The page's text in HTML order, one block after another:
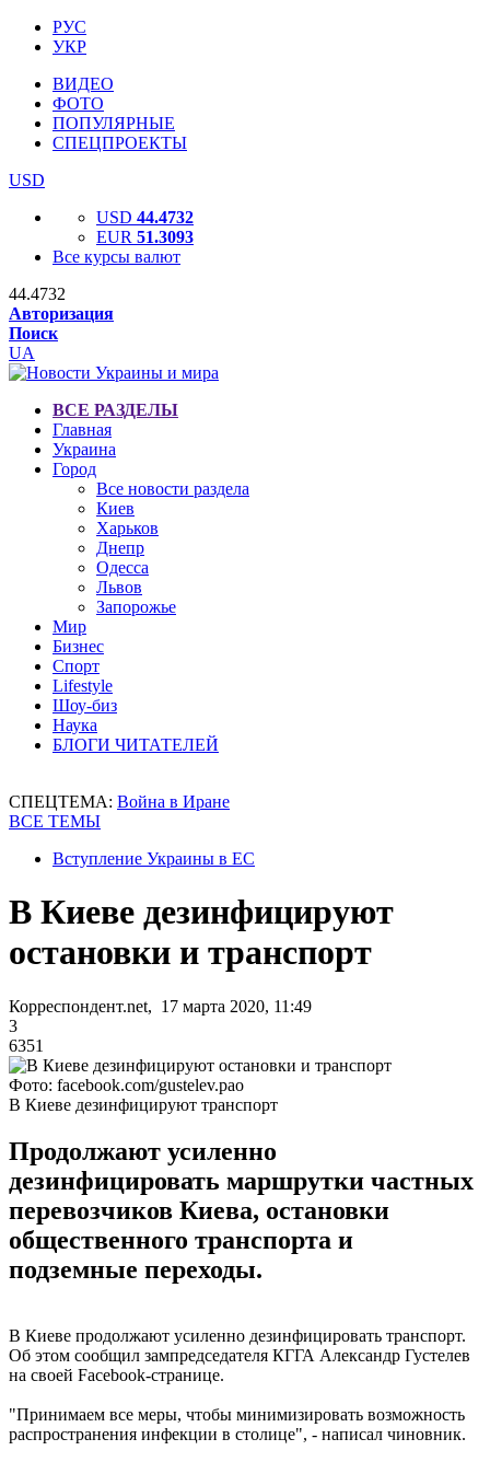
РУС
УКР
ВИДЕО
ФОТО
ПОПУЛЯРНЫЕ
СПЕЦПРОЕКТЫ
USD
USD 44.4732
EUR 51.3093
Все курсы валют
44.4732
Авторизация
Поиск
UA
ВСЕ РАЗДЕЛЫ
Главная
Украина
Город
Все новости раздела
Киев
Харьков
Днепр
Одесса
Львов
Запорожье
Мир
Бизнес
Спорт
Lifestyle
Шоу-биз
Наука
БЛОГИ ЧИТАТЕЛЕЙ
СПЕЦТЕМА: Война в Иране
ВСЕ ТЕМЫ
Вступление Украины в ЕС
В Киеве дезинфицируют
остановки и транспорт
Корреспондент.net, 17 марта 2020, 11:49
3
6351
Фото: facebook.com/gustelev.pao
В Киеве дезинфицируют транспорт
Продолжают усиленно
дезинфицировать маршрутки частных
перевозчиков Киева, остановки
общественного транспорта и
подземные переходы.
В Киеве продолжают усиленно дезинфицировать транспорт.
Об этом сообщил зампредседателя КГГА Александр Густелев
на своей Facebook-странице.
"Принимаем все меры, чтобы минимизировать возможность
распространения инфекции в столице", - написал чиновник.